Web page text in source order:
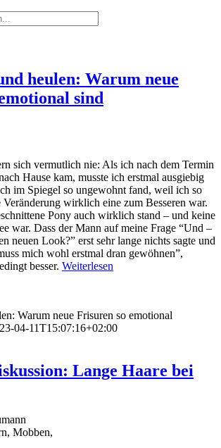
heulen: Warum neue
sind
sich vermutlich nie: Als ich nach dem Termin
Hause kam, musste ich erstmal ausgiebig
im Spiegel so ungewohnt fand, weil ich so
wirklich eine zum Besseren war.
Pony auch wirklich stand – und keine
war. Dass der Mann auf meine Frage “Und –
neuen Look?” erst sehr lange nichts sagte und
mich wohl erstmal dran gewöhnen”,
besser. Weiterlesen
Warum neue Frisuren so emotional
04-11T15:07:16+02:00
Lange Haare bei